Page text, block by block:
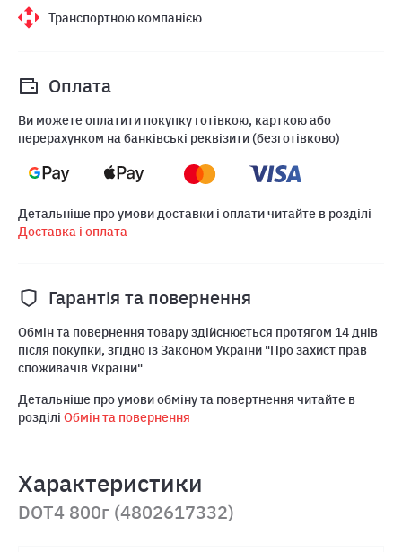
Транспортною компанією
Оплата
Ви можете оплатити покупку готівкою, карткою або
перерахунком на банківські реквізити (безготівково)
Детальніше про умови доставки і оплати читайте в розділі
Доставка і оплата
Гарантія та повернення
Обмін та повернення товару здійснюється протягом 14 днів
після покупки, згідно із Законом України "Про захист прав
споживачів України"
Детальніше про умови обміну та повертнення читайте в
розділі Обмін та повернення
Характеристики
DOT4 800г (4802617332)